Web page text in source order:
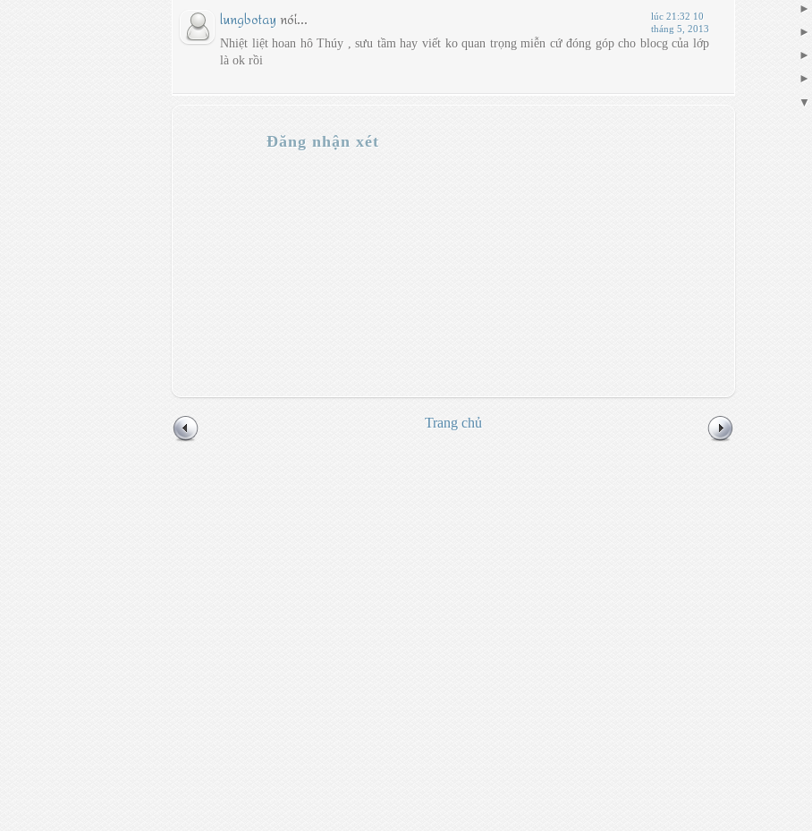
lungbotay nói...
Nhiệt liệt hoan hô Thúy , sưu tầm hay viết ko quan trọng miễn cứ đóng góp cho blocg của lớp
là ok rồi
lúc 21:32 10
tháng 5, 2013
Đăng nhận xét
Trang chủ
►
►
►
►
▼